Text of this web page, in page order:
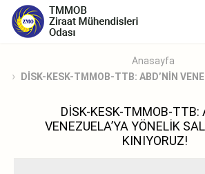
Anasayfa
DİSK-KESK-TMMOB-TTB: ABD’NİN
DİSK-KESK-TMMOB-TTB:
VENEZUELA’YA YÖNELİK
KINIYORUZ!